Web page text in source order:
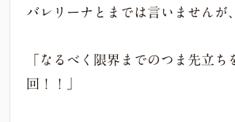
バレリーナとまでは言いませんが、
「なるべく限界までのつま先立ち
回！！」